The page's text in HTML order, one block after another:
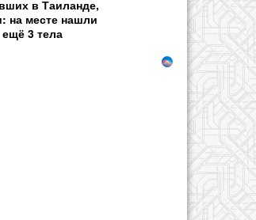
в Таиланде,
на месте нашли
ещё 3 тела